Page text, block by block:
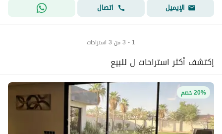
الإيميل
اتصال
1 - 3 من 3 استراحات
إكتشف أكثر استراحات ل للبيع
20% خصم